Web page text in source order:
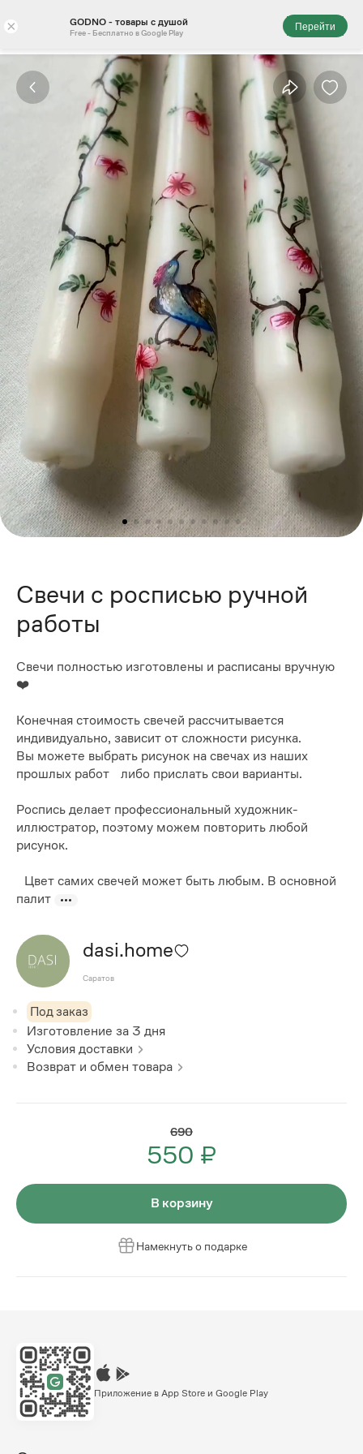
× GODNO - товары с душой
Free - Бесплатно в Google Play
Перейти
Свечи с росписью ручной
работы
Свечи полностью изготовлены и расписаны вручную
❤️
Конечная стоимость свечей рассчитывается
индивидуально, зависит от сложности рисунка.
Вы можете выбрать рисунок на свечах из наших
прошлых работ либо прислать свои варианты.
Роспись делает профессиональный художник-
иллюстратор, поэтому можем повторить любой
рисунок.
Цвет самих свечей может быть любым. В основной
палит
dasi.home
Саратов
Под заказ
Изготовление за 3 дня
Условия доставки
Возврат и обмен товара
690
550 ₽
В корзину
Намекнуть о подарке
Приложение в App Store и Google Play